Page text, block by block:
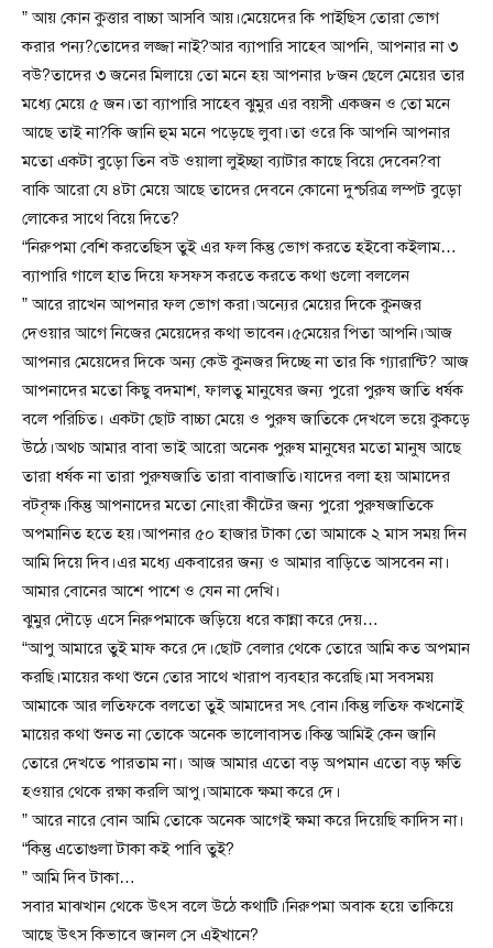
” আয় কোন কুত্তার বাচ্চা আসবি আয়।মেয়েদের কি পাইছিস তোরা ভোগ
করার পন্য?তোদের লজ্জা নাই?আর ব্যাপারি সাহেব আপনি, আপনার না ৩
বউ?তাদের ৩ জনের মিলায়ে তো মনে হয় আপনার ৮জন ছেলে মেয়ের তার
মধ্যে মেয়ে ৫ জন।তা ব্যাপারি সাহেব ঝুমুর এর বয়সী একজন ও তো মনে
আছে তাই না?কি জানি হুম মনে পড়েছে লুবা।তা ওরে কি আপনি আপনার
মতো একটা বুড়ো তিন বউ ওয়ালা লুইচ্ছা ব্যাটার কাছে বিয়ে দেবেন?বা
বাকি আরো যে ৪টা মেয়ে আছে তাদের দেবনে কোনো দুশ্চরিত্র লম্পট বুড়ো
লোকের সাথে বিয়ে দিতে?
“নিরুপমা বেশি করতেছিস তুই এর ফল কিন্তু ভোগ করতে হইবো কইলাম…
ব্যাপারি গালে হাত দিয়ে ফসফস করতে করতে কথা গুলো বললেন
” আরে রাখেন আপনার ফল ভোগ করা।অন্যের মেয়ের দিকে কুনজর
দেওয়ার আগে নিজের মেয়েদের কথা ভাবেন।৫মেয়ের পিতা আপনি।আজ
আপনার মেয়েদের দিকে অন্য কেউ কুনজর দিচ্ছে না তার কি গ্যারান্টি? আজ
আপনাদের মতো কিছু বদমাশ, ফালতু মানুষের জন্য পুরো পুরুষ জাতি ধর্ষক
বলে পরিচিত। একটা ছোট বাচ্চা মেয়ে ও পুরুষ জাতিকে দেখলে ভয়ে কুকড়ে
উঠে।অথচ আমার বাবা ভাই আরো অনেক পুরুষ মানুষের মতো মানুষ আছে
তারা ধর্ষক না তারা পুরুষজাতি তারা বাবাজাতি।যাদের বলা হয় আমাদের
বটবৃক্ষ।কিন্তু আপনাদের মতো নোংরা কীটের জন্য পুরো পুরুষজাতিকে
অপমানিত হতে হয়।আপনার ৫০ হাজার টাকা তো আমাকে ২ মাস সময় দিন
আমি দিয়ে দিব।এর মধ্যে একবারের জন্য ও আমার বাড়িতে আসবেন না।
আমার বোনের আশে পাশে ও যেন না দেখি।
ঝুমুর দৌড়ে এসে নিরুপমাকে জড়িয়ে ধরে কান্না করে দেয়…
“আপু আমারে তুই মাফ করে দে।ছোট বেলার থেকে তোরে আমি কত অপমান
করছি।মায়ের কথা শুনে তোর সাথে খারাপ ব্যবহার করেছি।মা সবসময়
আমাকে আর লতিফকে বলতো তুই আমাদের সৎ বোন।কিন্তু লতিফ কখনোই
মায়ের কথা শুনত না তোকে অনেক ভালোবাসত।কিন্ত আমিই কেন জানি
তোরে দেখতে পারতাম না। আজ আমার এতো বড় অপমান এতো বড় ক্ষতি
হওয়ার থেকে রক্ষা করলি আপু।আমাকে ক্ষমা করে দে।
” আরে নারে বোন আমি তোকে অনেক আগেই ক্ষমা করে দিয়েছি কাদিস না।
“কিন্তু এতোগুলা টাকা কই পাবি তুই?
” আমি দিব টাকা…
সবার মাঝখান থেকে উৎস বলে উঠে কথাটি।নিরুপমা অবাক হয়ে তাকিয়ে
আছে উৎস কিভাবে জানল সে এইখানে?